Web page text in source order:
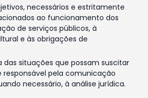
necessários e estritamente
ao funcionamento dos
de serviços públicos, à
e às obrigações de
das situações que possam suscitar
responsável pela comunicação
necessário, à análise jurídica.